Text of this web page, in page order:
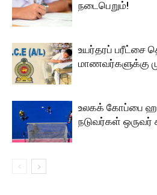
நடைபெறும்!
உயர்தரப் பரீட்சை
மாணவர்களுக்கு
உலகக் கோப்பை
நடுவர்கள் ஒருவர்